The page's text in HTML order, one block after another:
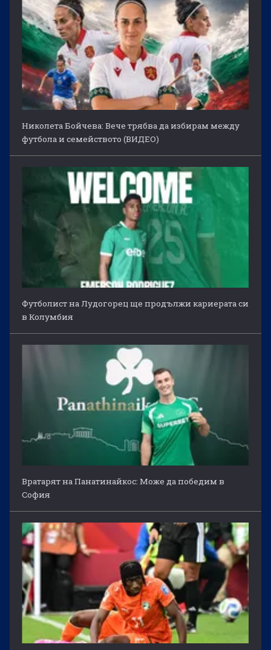
Николета Бойчева: Вече трябва да избирам между
футбола и семейството (ВИДЕО)
Футболист на Лудогорец ще продължи кариерата си
в Колумбия
Вратарят на Панатинайкос: Може да победим в
София